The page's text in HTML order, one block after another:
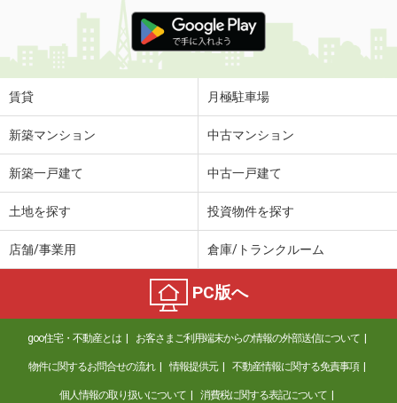
茨城県猿島郡境町山神町
価 格
4.50万円
住 所
茨城県猿島郡境町山神町
茨城県ひたちなか市大字田彦
茨城県ひたちなか市大字田彦
茨城県つくば市東新井
価 格
7.15万円
住 所
茨城県つくば市東新井
間取り
1K
賃貸 月極駐車場
新築マンション 中古マンション
新築一戸建て 中古一戸建て
土地を探す 投資物件を探す
店舗/事業用 倉庫/トランクルーム
PC版へ
goo住宅・不動産とは お客さまご利用端末からの情報の外部送信について
物件に関するお問合せの流れ 情報提供元 不動産情報に関する免責事項
個人情報の取り扱いについて 消費税に関する表記について